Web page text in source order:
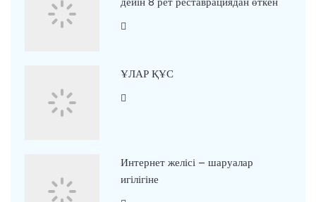
ҰЛАР ҚҰС
Интернет желісі – шаруалар
игілігіне